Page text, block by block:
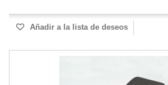
Añadir a la lista de deseos